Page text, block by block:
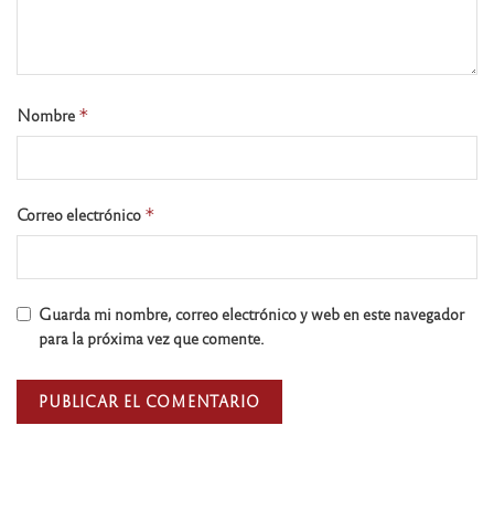
Nombre *
Correo electrónico *
Guarda mi nombre, correo electrónico y web en este navegador
para la próxima vez que comente.